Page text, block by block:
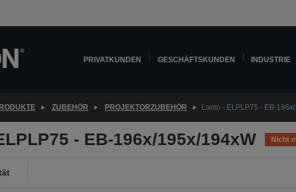
PRIVATKUNDEN GESCHÄFTSKUNDEN INDUSTRIE
ZUBEHÖR PROJEKTORZUBEHÖR Lamp - ELPLP75 - EB-
- EB-196x/195x/194xW Nicht